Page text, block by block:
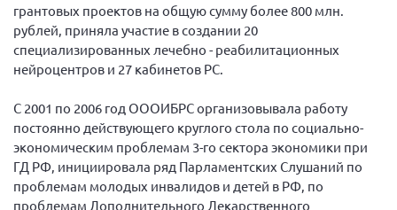
грантовых проектов на общую сумму более 800 млн.
рублей, приняла участие в создании 20
специализированных лечебно - реабилитационных
нейроцентров и 27 кабинетов РС.
С 2001 по 2006 год ОООИБРС организовывала работу
постоянно действующего круглого стола по социально-
экономическим проблемам 3-го сектора экономики при
ГД РФ, инициировала ряд Парламентских Слушаний по
проблемам молодых инвалидов и детей в РФ, по
проблемам Дополнительного Лекарственного